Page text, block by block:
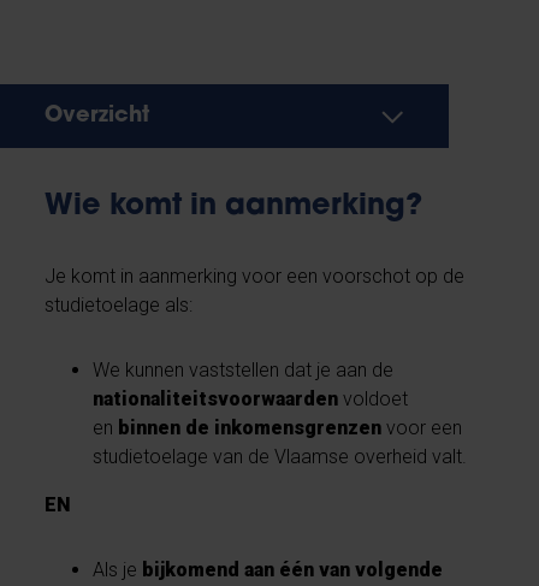
Overzicht
Wie komt in aanmerking?
Je komt in aanmerking voor een voorschot op de
studietoelage als:
We kunnen vaststellen dat je aan de
nationaliteitsvoorwaarden voldoet
en binnen de inkomensgrenzen voor een
studietoelage van de Vlaamse overheid valt.
EN
Als je bijkomend aan één van volgende